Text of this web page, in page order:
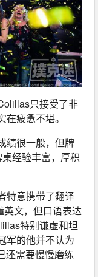
只接受了非
疲惫不堪。
绩很一般，但牌
经验丰富，厚积
特意携带了翻译
文，但口语表达
特别谦虚和坦
军的他并不认为
还需要慢慢磨练